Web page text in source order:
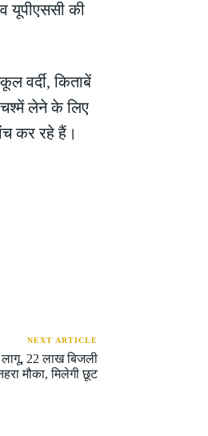
यूपीएससी की
वर्दी, किताबें
चश्में लेने के लिए
कर रहे हैं।
NEXT ARTICLE
22 लाख बिजली
मौका, मिलेगी छूट